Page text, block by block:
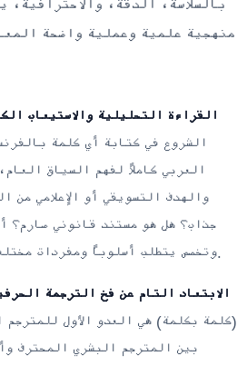
بالسلاسة، الدقة،
منهجية علمية وعملية واضحة
القراءة التحليلية والاستيعاب
الشروع في كتابة أي كلمة
العربي كاملاً لفهم السياق
والهدف التسويقي أو الإعلامي من
جذاب؟ هل هو مستند قانوني صارم؟
وتخصص يتطلب أسلوباً ومفردات مختلفة تماماً في الترجمة.
الابتعاد التام عن فخ الترجمة
(كلمة بكلمة) هي العدو الأول
بين المترجم البشري المحترف